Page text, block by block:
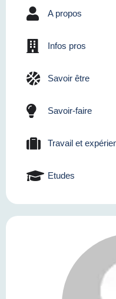
A propos
Infos pros
Savoir être
Savoir-faire
Travail et
Etudes